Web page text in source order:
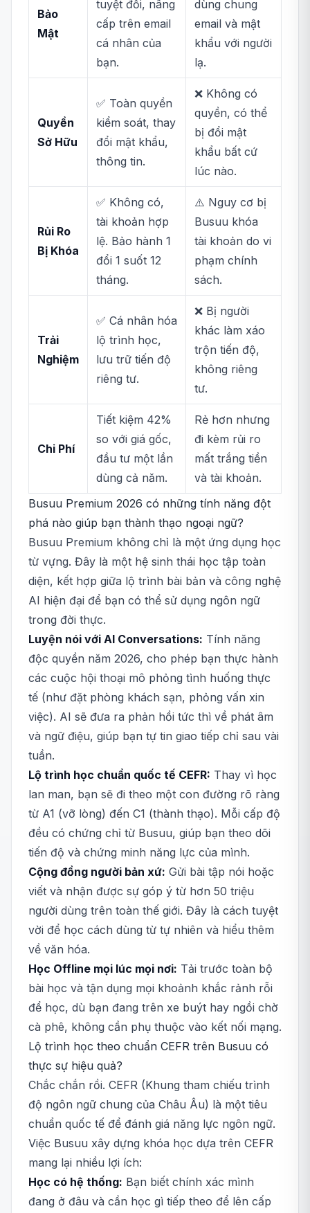
Bảo
Mật
tuyệt đối, nâng
cấp trên email
cá nhân của
bạn.
dùng chung
email và mật
khẩu với người
lạ.
Quyền
Sở Hữu
✅ Toàn quyền
kiểm soát, thay
đổi mật khẩu,
thông tin.
❌ Không có
quyền, có thể
bị đổi mật
khẩu bất cứ
lúc nào.
Rủi Ro
Bị Khóa
✅ Không có,
tài khoản hợp
lệ. Bảo hành 1
đổi 1 suốt 12
tháng.
⚠️ Nguy cơ bị
Busuu khóa
tài khoản do vi
phạm chính
sách.
Trải
Nghiệm
✅ Cá nhân hóa
lộ trình học,
lưu trữ tiến độ
riêng tư.
❌ Bị người
khác làm xáo
trộn tiến độ,
không riêng
tư.
Chi Phí
Tiết kiệm 42%
so với giá gốc,
đầu tư một lần
dùng cả năm.
Rẻ hơn nhưng
đi kèm rủi ro
mất trắng tiền
và tài khoản.
Busuu Premium 2026 có những tính năng đột
phá nào giúp bạn thành thạo ngoại ngữ?
Busuu Premium không chỉ là một ứng dụng học
từ vựng. Đây là một hệ sinh thái học tập toàn
diện, kết hợp giữa lộ trình bài bản và công nghệ
AI hiện đại để bạn có thể sử dụng ngôn ngữ
trong đời thực.
Luyện nói với AI Conversations: Tính năng
độc quyền năm 2026, cho phép bạn thực hành
các cuộc hội thoại mô phỏng tình huống thực
tế (như đặt phòng khách sạn, phỏng vấn xin
việc). AI sẽ đưa ra phản hồi tức thì về phát âm
và ngữ điệu, giúp bạn tự tin giao tiếp chỉ sau vài
tuần.
Lộ trình học chuẩn quốc tế CEFR: Thay vì học
lan man, bạn sẽ đi theo một con đường rõ ràng
từ A1 (vỡ lòng) đến C1 (thành thạo). Mỗi cấp độ
đều có chứng chỉ từ Busuu, giúp bạn theo dõi
tiến độ và chứng minh năng lực của mình.
Cộng đồng người bản xứ: Gửi bài tập nói hoặc
viết và nhận được sự góp ý từ hơn 50 triệu
người dùng trên toàn thế giới. Đây là cách tuyệt
vời để học cách dùng từ tự nhiên và hiểu thêm
về văn hóa.
Học Offline mọi lúc mọi nơi: Tải trước toàn bộ
bài học và tận dụng mọi khoảnh khắc rảnh rỗi
để học, dù bạn đang trên xe buýt hay ngồi chờ
cà phê, không cần phụ thuộc vào kết nối mạng.
Lộ trình học theo chuẩn CEFR trên Busuu có
thực sự hiệu quả?
Chắc chắn rồi. CEFR (Khung tham chiếu trình
độ ngôn ngữ chung của Châu Âu) là một tiêu
chuẩn quốc tế để đánh giá năng lực ngôn ngữ.
Việc Busuu xây dựng khóa học dựa trên CEFR
mang lại nhiều lợi ích:
Học có hệ thống: Bạn biết chính xác mình
đang ở đâu và cần học gì tiếp theo để lên cấp